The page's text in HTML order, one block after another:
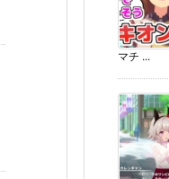
マチ ...